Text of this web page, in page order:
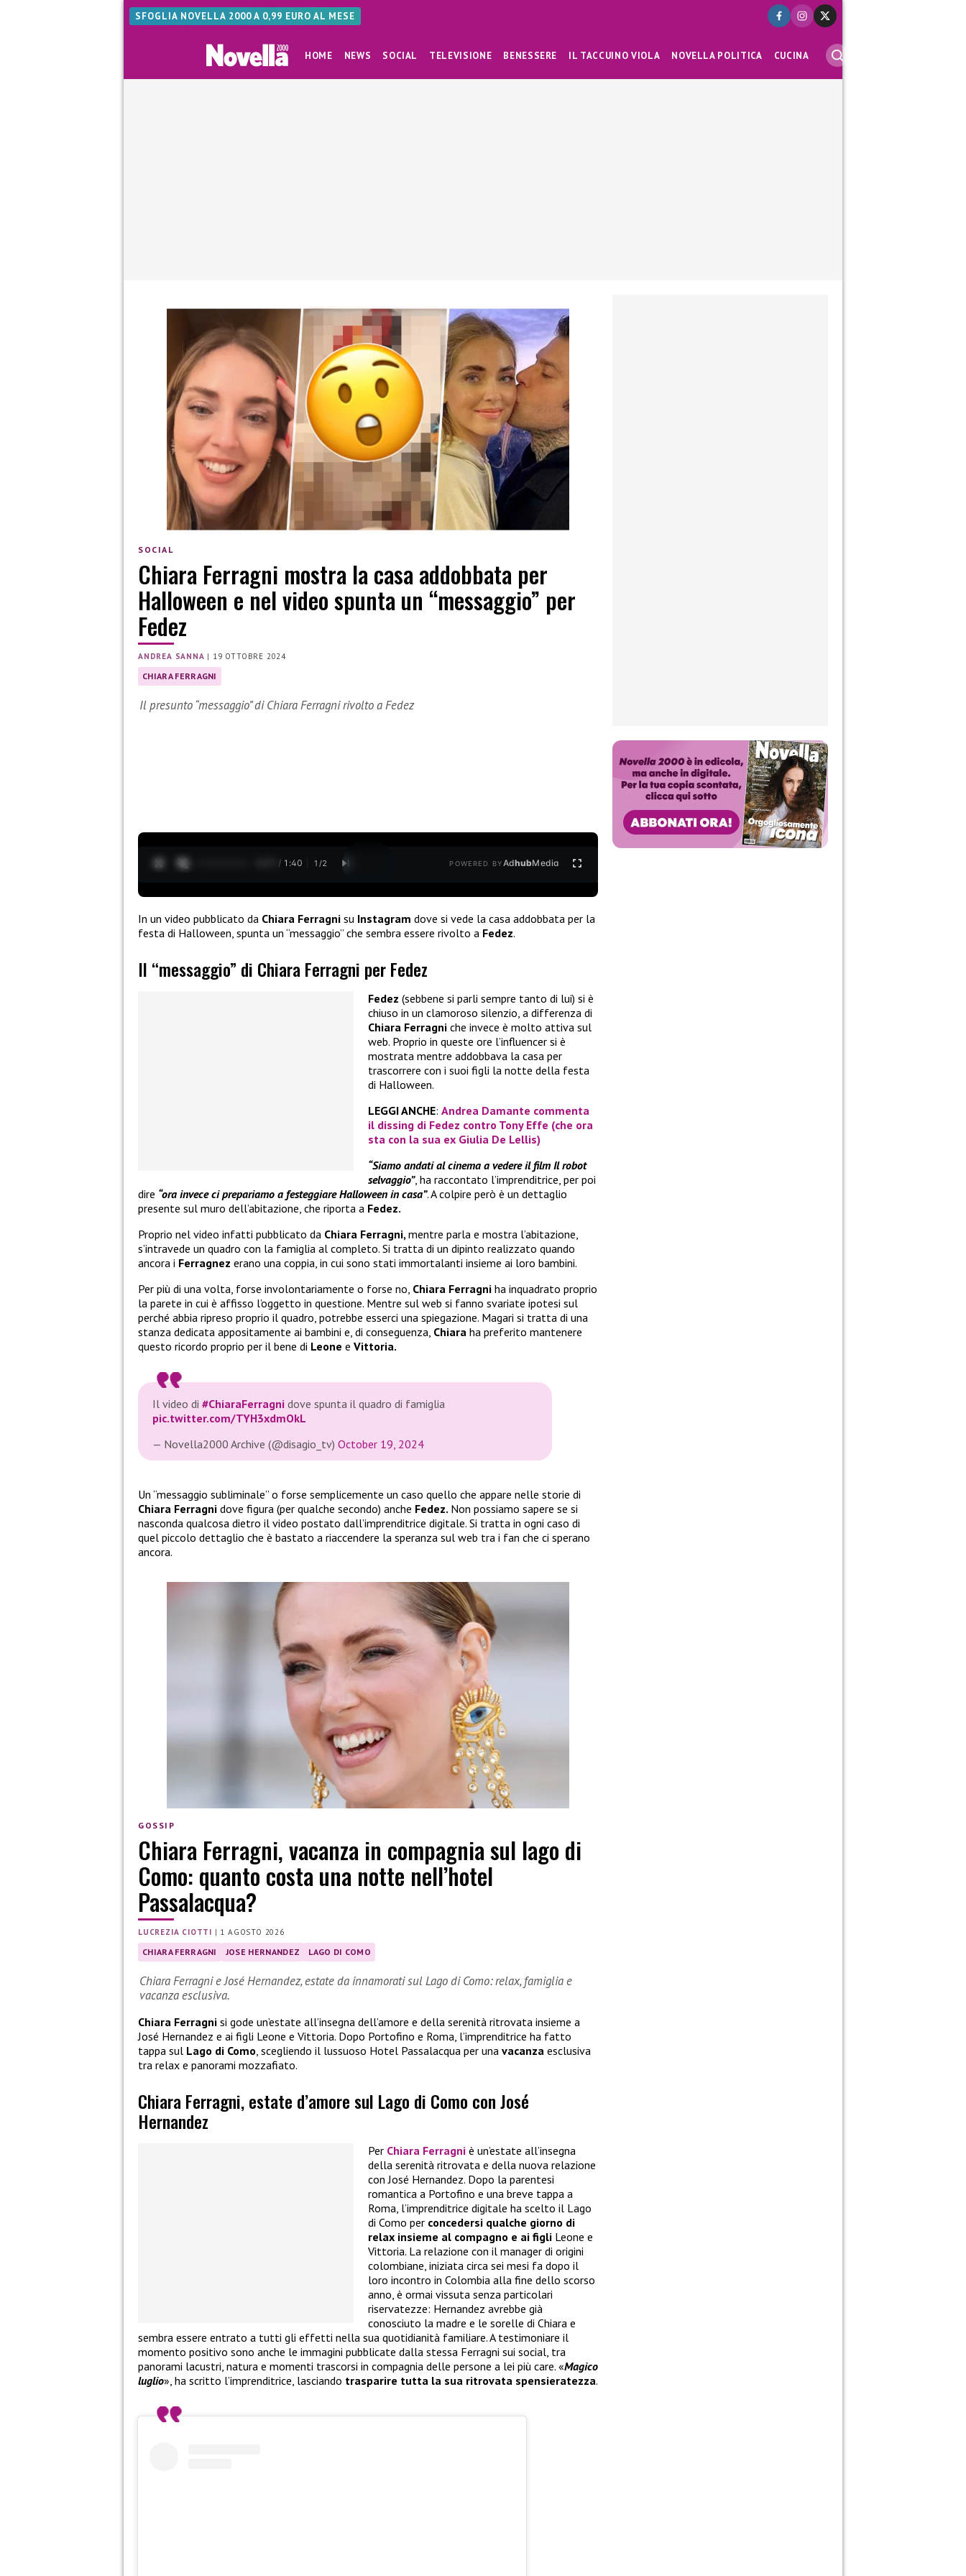
SFOGLIA NOVELLA 2000 A 0,99 EURO AL MESE
HOME NEWS SOCIAL TELEVISIONE BENESSERE IL TACCUINO VIOLA NOVELLA POLITICA CUCINA
SOCIAL
Chiara Ferragni mostra la casa addobbata per
Halloween e nel video spunta un “messaggio” per
Fedez
ANDREA SANNA | 19 OTTOBRE 2024
CHIARA FERRAGNI
Il presunto “messaggio” di Chiara Ferragni rivolto a Fedez
0:28 / 1:40 1 /2 POWERED BYAdhubMedia
In un video pubblicato da Chiara Ferragni su Instagram dove si vede la casa addobbata per la
festa di Halloween, spunta un “messaggio” che sembra essere rivolto a Fedez.
Il “messaggio” di Chiara Ferragni per Fedez
Fedez (sebbene si parli sempre tanto di lui) si è
chiuso in un clamoroso silenzio, a differenza di
Chiara Ferragni che invece è molto attiva sul
web. Proprio in queste ore l’influencer si è
mostrata mentre addobbava la casa per
trascorrere con i suoi figli la notte della festa
di Halloween.
LEGGI ANCHE: Andrea Damante commenta
il dissing di Fedez contro Tony Effe (che ora
sta con la sua ex Giulia De Lellis)
“Siamo andati al cinema a vedere il film Il robot
selvaggio”, ha raccontato l’imprenditrice, per poi
dire “ora invece ci prepariamo a festeggiare Halloween in casa”. A colpire però è un dettaglio
presente sul muro dell’abitazione, che riporta a Fedez.
Proprio nel video infatti pubblicato da Chiara Ferragni,mentre parla e mostra l’abitazione,
s’intravede un quadro con la famiglia al completo. Si tratta di un dipinto realizzato quando
ancora i Ferragnez erano una coppia, in cui sono stati immortalanti insieme ai loro bambini.
Per più di una volta, forse involontariamente o forse no, Chiara Ferragni ha inquadrato proprio
la parete in cui è affisso l’oggetto in questione. Mentre sul web si fanno svariate ipotesi sul
perché abbia ripreso proprio il quadro, potrebbe esserci una spiegazione. Magari si tratta di una
stanza dedicata appositamente ai bambini e, di conseguenza, Chiara ha preferito mantenere
questo ricordo proprio per il bene di Leone e Vittoria.
Il video di #ChiaraFerragni dove spunta il quadro di famiglia
pic.twitter.com/TYH3xdmOkL
— Novella2000 Archive (@disagio_tv) October 19, 2024
Un “messaggio subliminale” o forse semplicemente un caso quello che appare nelle storie di
Chiara Ferragni dove figura (per qualche secondo) anche Fedez. Non possiamo sapere se si
nasconda qualcosa dietro il video postato dall’imprenditrice digitale. Si tratta in ogni caso di
quel piccolo dettaglio che è bastato a riaccendere la speranza sul web tra i fan che ci sperano
ancora.
GOSSIP
Chiara Ferragni, vacanza in compagnia sul lago di
Como: quanto costa una notte nell’hotel
Passalacqua?
LUCREZIA CIOTTI | 1 AGOSTO 2026
CHIARA FERRAGNI JOSE HERNANDEZ LAGO DI COMO
Chiara Ferragni e José Hernandez, estate da innamorati sul Lago di Como: relax, famiglia e
vacanza esclusiva.
Chiara Ferragni si gode un’estate all’insegna dell’amore e della serenità ritrovata insieme a
José Hernandez e ai figli Leone e Vittoria. Dopo Portofino e Roma, l’imprenditrice ha fatto
tappa sul Lago di Como , scegliendo il lussuoso Hotel Passalacqua per una vacanza esclusiva
tra relax e panorami mozzafiato.
Chiara Ferragni, estate d’amore sul Lago di Como con José
Hernandez
Per Chiara Ferragni è un’estate all’insegna
della serenità ritrovata e della nuova relazione
con José Hernandez. Dopo la parentesi
romantica a Portofino e una breve tappa a
Roma, l’imprenditrice digitale ha scelto il Lago
di Como per concedersi qualche giorno di
relax insieme al compagno e ai figli Leone e
Vittoria. La relazione con il manager di origini
colombiane, iniziata circa sei mesi fa dopo il
loro incontro in Colombia alla fine dello scorso
anno, è ormai vissuta senza particolari
riservatezze: Hernandez avrebbe già
conosciuto la madre e le sorelle di Chiara e
sembra essere entrato a tutti gli effetti nella sua quotidianità familiare. A testimoniare il
momento positivo sono anche le immagini pubblicate dalla stessa Ferragni sui social, tra
panorami lacustri, natura e momenti trascorsi in compagnia delle persone a lei più care. «Magico
luglio», ha scritto l’imprenditrice, lasciando trasparire tutta la sua ritrovata spensieratezza.